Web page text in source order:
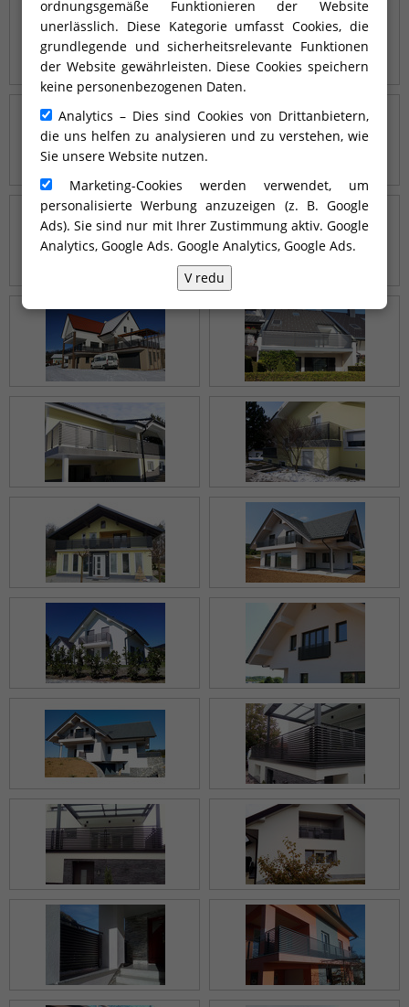
ordnungsgemäße Funktionieren der Website
unerlässlich. Diese Kategorie umfasst Cookies, die
grundlegende und sicherheitsrelevante Funktionen
der Website gewährleisten. Diese Cookies speichern
keine personenbezogenen Daten.
Analytics – Dies sind Cookies von Drittanbietern,
die uns helfen zu analysieren und zu verstehen, wie
Sie unsere Website nutzen.
Marketing-Cookies werden verwendet, um
personalisierte Werbung anzuzeigen (z. B. Google
Ads). Sie sind nur mit Ihrer Zustimmung aktiv. Google
Analytics, Google Ads. Google Analytics, Google Ads.
V redu